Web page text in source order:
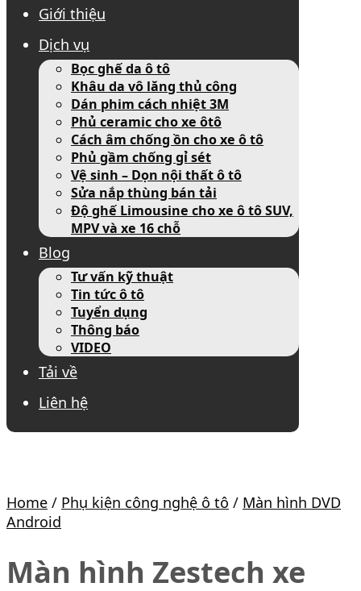
Giới thiệu
Dịch vụ
Bọc ghế da ô tô
Khâu da vô lăng thủ công
Dán phim cách nhiệt 3M
Phủ ceramic cho xe ôtô
Cách âm chống ồn cho xe ô tô
Phủ gầm chống gỉ sét
Vệ sinh – Dọn nội thất ô tô
Sửa nắp thùng bán tải
Độ ghế Limousine cho xe ô tô SUV,
MPV và xe 16 chỗ
Blog
Tư vấn kỹ thuật
Tin tức ô tô
Tuyển dụng
Thông báo
VIDEO
Tải về
Liên hệ
Home / Phụ kiện công nghệ ô tô / Màn hình DVD
Android
Màn hình Zestech xe